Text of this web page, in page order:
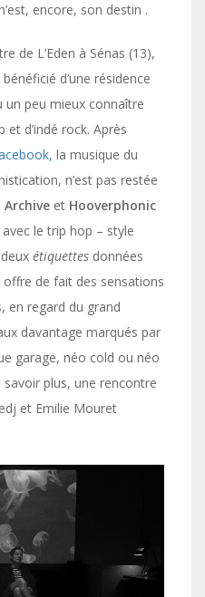
encore, son destin .
de L’Eden à Sénas (13),
d’une résidence
un peu mieux connaître
d’indé rock. Après
la musique du
n’est pas restée
Archive et Hooverphonic
le trip hop – style
étiquettes données
de fait des sensations
en regard du grand
davantage marqués par
garage, néo cold ou néo
savoir plus, une rencontre
et Emilie Mouret